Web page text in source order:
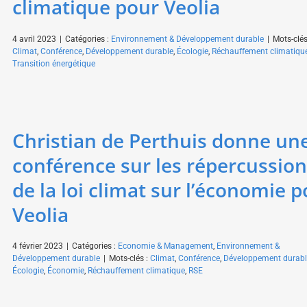
climatique pour Veolia
4 avril 2023 | Catégories : Environnement & Développement durable | Mots-
Climat Conférence Développement durable Écologie Réchauffement
Transition énergétique
Christian de Perthuis donne
conférence sur les
de la loi climat sur l’économie
Veolia
4 février 2023 Catégories : Economie & Management, Environnement &
Développement durable
Mots-clés : Climat, Conférence, Développement
Écologie, Économie, Réchauffement climatique, RSE